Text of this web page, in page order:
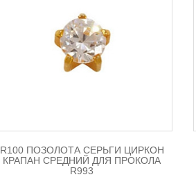
R100 ПОЗОЛОТА СЕРЬГИ ЦИРКОН
КРАПАН СРЕДНИЙ ДЛЯ ПРОКОЛА
R993